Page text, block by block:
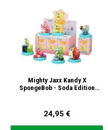
Mighty Jaxx Kandy X
SpongeBob - Soda Edition
24,95 €